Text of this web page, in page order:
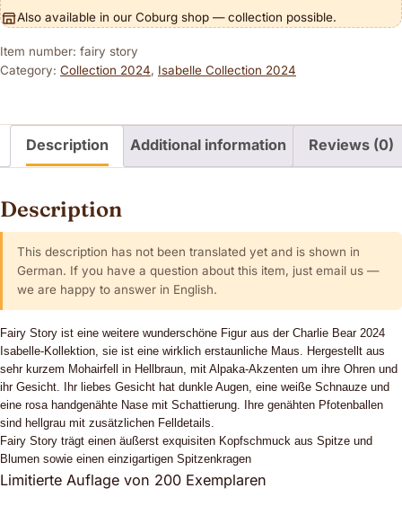
Also available in our Coburg shop — collection possible.
Item number: fairy story
Category: Collection 2024, Isabelle Collection 2024
Description Additional information Reviews (0)
Description
This description has not been translated yet and is shown in
German. If you have a question about this item, just email us —
we are happy to answer in English.
Fairy Story ist eine weitere wunderschöne Figur aus der Charlie Bear 2024
Isabelle-Kollektion, sie ist eine wirklich erstaunliche Maus. Hergestellt aus
sehr kurzem Mohairfell in Hellbraun, mit Alpaka-Akzenten um ihre Ohren und
ihr Gesicht. Ihr liebes Gesicht hat dunkle Augen, eine weiße Schnauze und
eine rosa handgenähte Nase mit Schattierung. Ihre genähten Pfotenballen
sind hellgrau mit zusätzlichen Felldetails.
Fairy Story trägt einen äußerst exquisiten Kopfschmuck aus Spitze und
Blumen sowie einen einzigartigen Spitzenkragen
Limitierte Auflage von 200 Exemplaren